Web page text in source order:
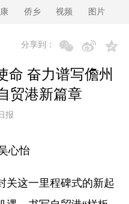
侨乡 视频 图片
分享到：
命 奋力谱写儋州
贸港新篇章
报
心怡
这一里程碑式的新起